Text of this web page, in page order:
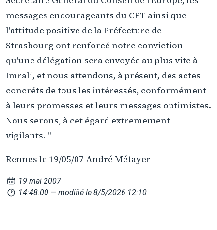
messages encourageants du CPT ainsi que
l'attitude positive de la Préfecture de
Strasbourg ont renforcé notre conviction
qu'une délégation sera envoyée au plus vite à
Imrali, et nous attendons, à présent, des actes
concréts de tous les intéressés, conformément
à leurs promesses et leurs messages optimistes.
Nous serons, à cet égard extremement
vigilants. "
Rennes le 19/05/07 André Métayer
19 mai 2007
14:48:00 — modifié le 8/5/2026 12:10